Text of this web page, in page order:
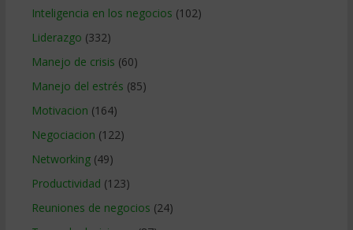
Inteligencia en los negocios (102)
Liderazgo (332)
Manejo de crisis (60)
Manejo del estrés (85)
Motivacion (164)
Negociacion (122)
Networking(49)
Productividad (123)
Reuniones de negocios (24)